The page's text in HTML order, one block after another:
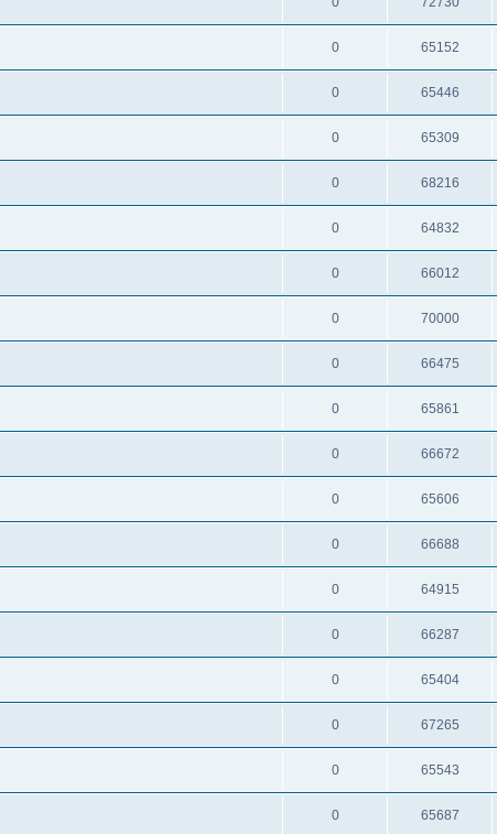
0 65152
0 65446
0 65309
0 68216
0 64832
0 66012
0 70000
0 66475
0 65861
0 66672
0 65606
0 66688
0 64915
0 66287
0 65404
0 67265
0 65543
0 65687